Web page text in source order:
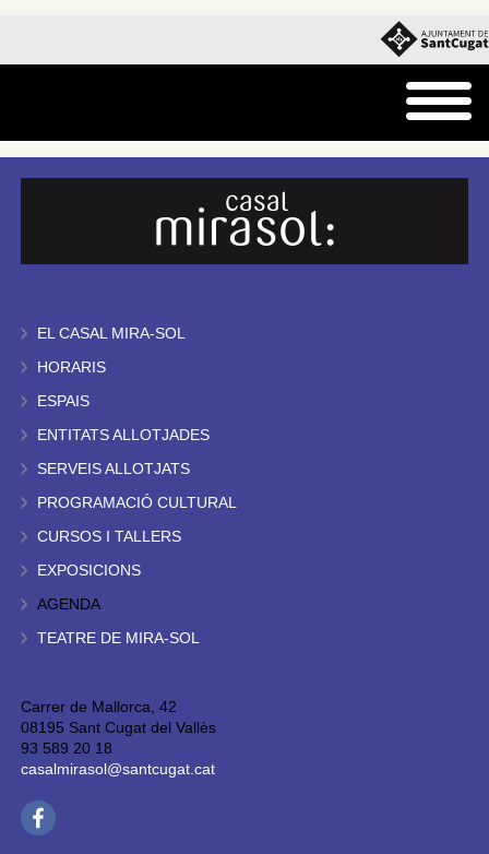
EL CASAL MIRA-SOL
HORARIS
ESPAIS
ENTITATS ALLOTJADES
SERVEIS ALLOTJATS
PROGRAMACIÓ CULTURAL
CURSOS I TALLERS
EXPOSICIONS
AGENDA
TEATRE DE MIRA-SOL
Carrer de Mallorca, 42
08195 Sant Cugat del Vallès
93 589 20 18
casalmirasol@santcugat.cat